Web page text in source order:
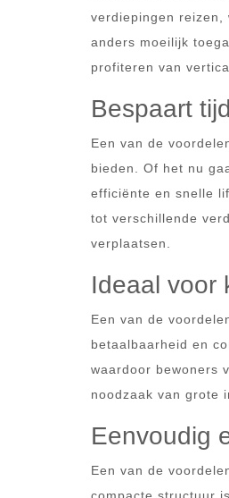
verdiepingen reizen,
anders moeilijk
profiteren van
Bespaart
Een van de
bieden. Of het nu
efficiënte en snelle
tot verschillende
verplaatsen.
Ideaal voor
Een van de
betaalbaarheid en
waardoor bewoners
noodzaak van grote
Eenvoudig
Een van de